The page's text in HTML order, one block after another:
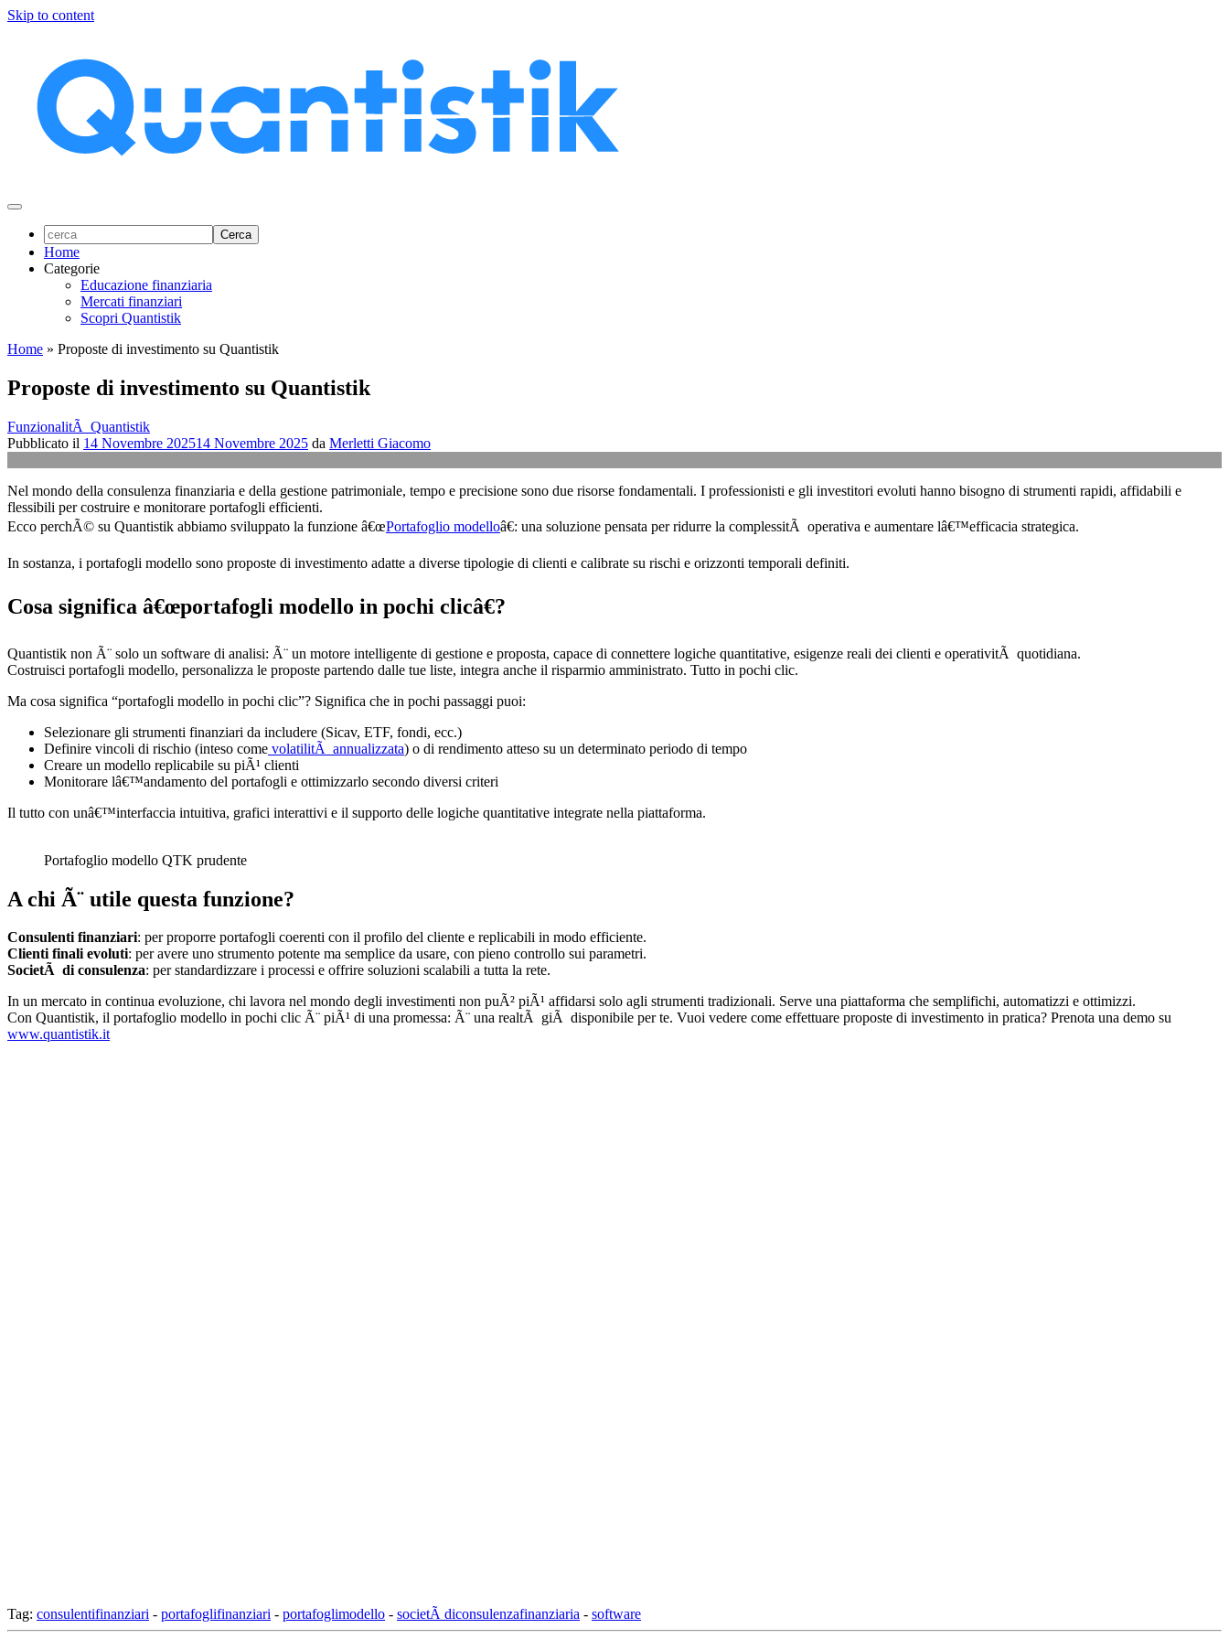
Skip to content
Home
Categorie
Educazione finanziaria
Mercati finanziari
Scopri Quantistik
Home » Proposte di investimento su Quantistik
Proposte di investimento su Quantistik
FunzionalitÃ Quantistik
Pubblicato il 14 Novembre 202514 Novembre 2025 da Merletti Giacomo
Nel mondo della consulenza finanziaria e della gestione patrimoniale, tempo e precisione sono due risorse fondamentali. I professionisti e gli investitori evoluti hanno bisogno di strumenti rapidi, affidabili e
flessibili per costruire e monitorare portafogli efficienti.
Ecco perchÃ© su Quantistik abbiamo sviluppato la funzione â€œPortafoglio modelloâ€: una soluzione pensata per ridurre la complessitÃ operativa e aumentare lâ€™efficacia strategica.
In sostanza, i portafogli modello sono proposte di investimento adatte a diverse tipologie di clienti e calibrate su rischi e orizzonti temporali definiti.
Cosa significa â€œportafogli modello in pochi clicâ€?
Quantistik non Ã¨ solo un software di analisi: Ã¨ un motore intelligente di gestione e proposta, capace di connettere logiche quantitative, esigenze reali dei clienti e operativitÃ quotidiana.
Costruisci portafogli modello, personalizza le proposte partendo dalle tue liste, integra anche il risparmio amministrato. Tutto in pochi clic.
Ma cosa significa “portafogli modello in pochi clic”? Significa che in pochi passaggi puoi:
Selezionare gli strumenti finanziari da includere (Sicav, ETF, fondi, ecc.)
Definire vincoli di rischio (inteso come volatilitÃ annualizzata) o di rendimento atteso su un determinato periodo di tempo
Creare un modello replicabile su piÃ¹ clienti
Monitorare lâ€™andamento del portafogli e ottimizzarlo secondo diversi criteri
Il tutto con unâ€™interfaccia intuitiva, grafici interattivi e il supporto delle logiche quantitative integrate nella piattaforma.
Portafoglio modello QTK prudente
A chi Ã¨ utile questa funzione?
Consulenti finanziari: per proporre portafogli coerenti con il profilo del cliente e replicabili in modo efficiente.
Clienti finali evoluti: per avere uno strumento potente ma semplice da usare, con pieno controllo sui parametri.
SocietÃ di consulenza: per standardizzare i processi e offrire soluzioni scalabili a tutta la rete.
In un mercato in continua evoluzione, chi lavora nel mondo degli investimenti non puÃ² piÃ¹ affidarsi solo agli strumenti tradizionali. Serve una piattaforma che semplifichi, automatizzi e ottimizzi.
Con Quantistik, il portafoglio modello in pochi clic Ã¨ piÃ¹ di una promessa: Ã¨ una realtÃ giÃ disponibile per te. Vuoi vedere come effettuare proposte di investimento in pratica? Prenota una demo su
www.quantistik.it
Tag: consulentifinanziari - portafoglifinanziari - portafoglimodello - societÃ diconsulenzafinanziaria - software